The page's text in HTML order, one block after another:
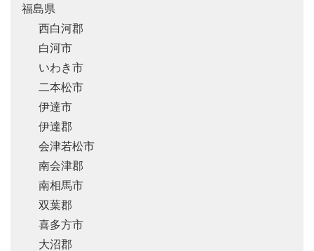
福島県
西白河郡
白河市
いわき市
二本松市
伊達市
伊達郡
会津若松市
南会津郡
南相馬市
双葉郡
喜多方市
大沼郡